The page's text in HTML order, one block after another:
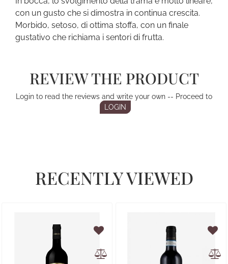
con un gusto che si dimostra in continua crescita.
Morbido, setoso, di ottima stoffa, con un finale
gustativo che richiama i sentori di frutta.
REVIEW THE PRODUCT
Login to read the reviews and write your own -- Proceed to
LOGIN
RECENTLY VIEWED